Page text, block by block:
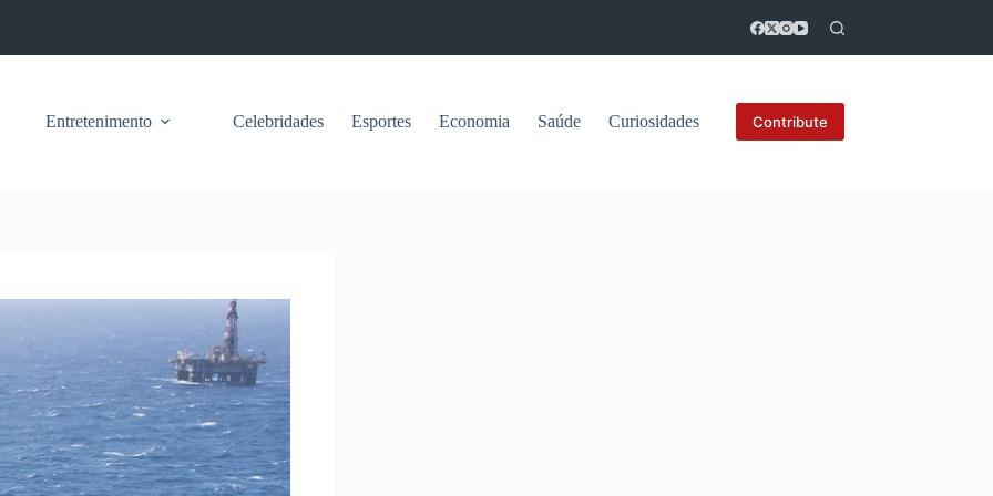
Entretenimento Celebridades Esportes Economia Saúde Curiosidades Contribute